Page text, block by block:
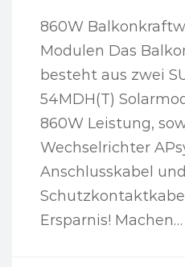
860W
Modulen Das
besteht aus zwei
54MDH(T)
860W Leistung,
Wechselrichter
Anschlusskabel
Ersparnis! Machen…